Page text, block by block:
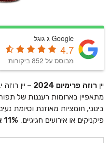
Google ג גוגל
4.7
מבוסס על 852 ביקורות
יין רוזה פרימיום 2024
– יין
מתאפיין בארומות רעננות של
בינוני, חומציות מאוזנת וסיומת
פיקניקים או אירועים חגיגיים. 11% אלכוהול